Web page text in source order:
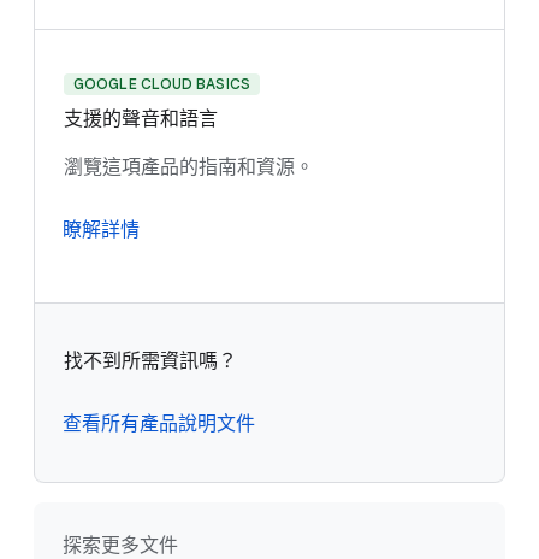
GOOGLE CLOUD BASICS
支援的聲音和語言
瀏覽這項產品的指南和資源。
瞭解詳情
找不到所需資訊嗎？
查看所有產品說明文件
探索更多文件